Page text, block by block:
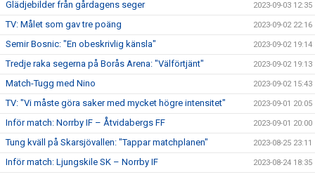
Glädjebilder från gårdagens seger 2023-09-03 12:35
TV: Målet som gav tre poäng 2023-09-02 22:16
Semir Bosnic: "En obeskrivlig känsla" 2023-09-02 19:14
Tredje raka segerna på Borås Arena: "Välförtjänt" 2023-09-02 19:13
Match-Tugg med Nino 2023-09-02 15:43
TV: "Vi måste göra saker med mycket högre intensitet" 2023-09-01 20:05
Inför match: Norrby IF – Åtvidabergs FF 2023-09-01 20:00
Tung kväll på Skarsjövallen: "Tappar matchplanen" 2023-08-25 23:11
Inför match: Ljungskile SK – Norrby IF 2023-08-24 18:35